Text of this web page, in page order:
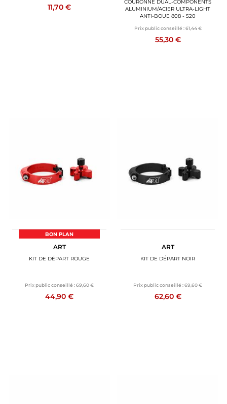
11,70 €
COURONNE DUAL-COMPONENTS
ALUMINIUM/ACIER ULTRA-LIGHT
ANTI-BOUE 808 - 520
Prix public conseillé : 61,44 €
55,30 €
BON PLAN
ART
KIT DE DÉPART ROUGE
Prix public conseillé :69,60 €
44,90 €
ART
KIT DE DÉPART NOIR
Prix public conseillé :69,60 €
62,60 €